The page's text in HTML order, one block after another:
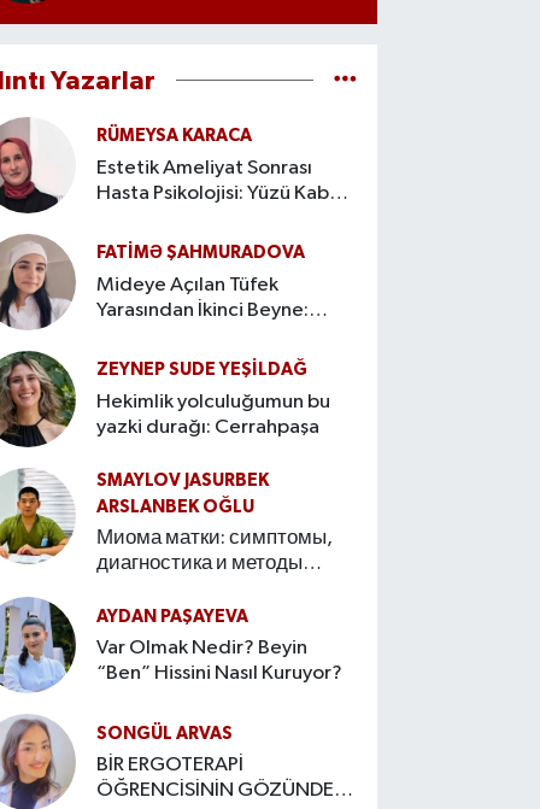
Yazarlar
RÜMEYSA KARACA
Estetik Ameliyat Sonrası
Hasta Psikolojisi: Yüzü Kabul
FATIMƏ ŞAHMURADOVA
Mideye Açılan Tüfek
Yarasından İkinci Beyne:
Hikâyesi
ZEYNEP SUDE YEŞİLDAĞ
Hekimlik yolculuğumun bu
yazki durağı: Cerrahpaşa
SMAYLOV JASURBEK
ARSLANBEK OĞLU
Миома матки: симптомы,
диагностика и методы
AYDAN PAŞAYEVA
Var Olmak Nedir? Beyin
“Ben” Hissini Nasıl Kuruyor?
SONGÜL ARVAS
BİR ERGOTERAPİ
ÖĞRENCİSİNİN GÖZÜNDEN: